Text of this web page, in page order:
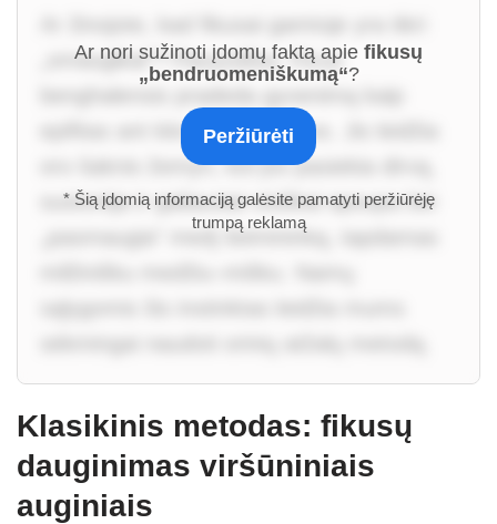
„smaugikai“? Pavyzdžiui, Ficus
epifitas ant kito medžio šakos. Jis leidžia
oro šaknis žemyn, kol jos pasiekia dirvą,
sustorėja ir galiausiai visiškai apsupa bei
„pasmaugia“ medį šeimininką, tapdamas
Ar nori sužinoti įdomų faktą apie fikusų
„bendruomeniškumą“?
Peržiūrėti
* Šią įdomią informaciją galėsite pamatyti peržiūrėję
trumpą reklamą
Klasikinis metodas: fikusų
dauginimas viršūniniais
auginiais